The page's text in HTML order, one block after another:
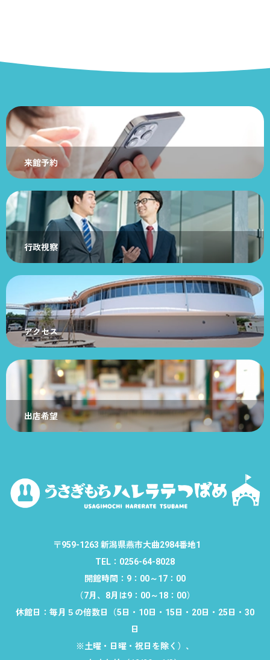
来館予約
行政視察
アクセス
出店希望
〒959-1263 新潟県燕市大曲2984番地1
TEL：0256-64-8028
開館時間：9：00～17：00
（7月、8月は9：00～18：00）
休館日：毎月５の倍数日（5日・10日・15日・20日・25日・30
日
※土曜・日曜・祝日を除く）、